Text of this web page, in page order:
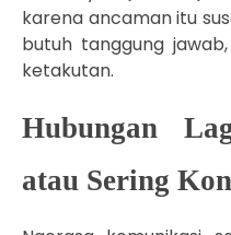
karena ancaman itu
butuh tanggung
ketakutan.
Hubungan
atau Sering